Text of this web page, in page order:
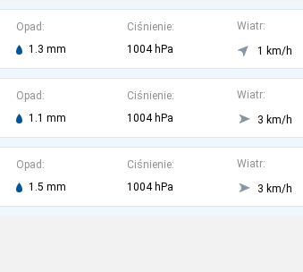
Opad:
1.3 mm
Ciśnienie:
1004 hPa
Wiatr:
1 km/h
Opad:
1.1 mm
Ciśnienie:
1004 hPa
Wiatr:
3 km/h
Opad:
1.5 mm
Ciśnienie:
1004 hPa
Wiatr:
3 km/h